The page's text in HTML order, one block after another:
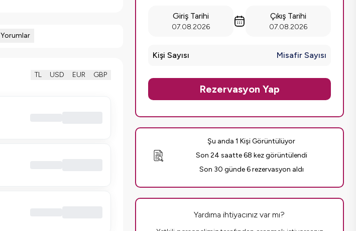
Yorumlar
TL USD EUR GBP
Giriş Tarihi
07.08.2026
Çıkış Tarihi
07.08.2026
Kişi Sayısı Misafir Sayısı
Rezervasyon Yap
Şu anda 1 Kişi Görüntülüyor
Son 24 saatte 68 kez görüntülendi
Son 30 günde 6 rezervasyon aldı
Yardıma ihtiyacınız var mı?